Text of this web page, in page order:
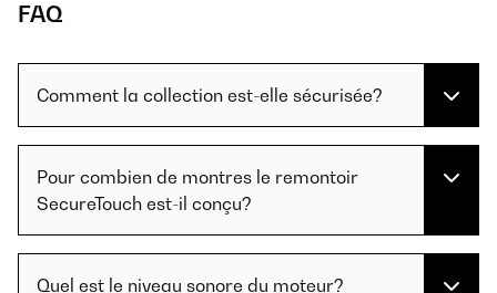
FAQ
Comment la collection est-elle sécurisée?
Pour combien de montres le remontoir
SecureTouch est-il conçu?
Quel est le niveau sonore du moteur?